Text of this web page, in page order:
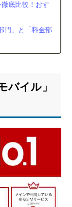
底比較！おす
門」と「料金部
バイル」